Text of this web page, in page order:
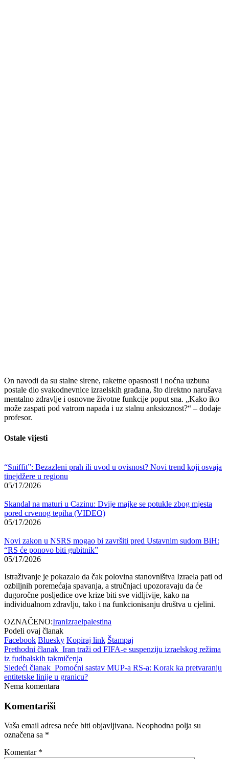
On navodi da su stalne sirene, raketne opasnosti i noćna uzbuna
postale dio svakodnevnice izraelskih građana, što direktno narušava
mentalno zdravlje i osnovne životne funkcije poput sna. „Kako iko
može zaspati pod vatrom napada i uz stalnu anksioznost?“ – dodaje
profesor.
Ostale vijesti
“Sniffit”: Bezazleni prah ili uvod u ovisnost? Novi trend koji osvaja
tinejdžere u regionu
05/17/2026
Skandal na maturi u Cazinu: Dvije majke se potukle zbog mjesta
pored crvenog tepiha (VIDEO)
05/17/2026
Novi zakon u NSRS mogao bi završiti pred Ustavnim sudom BiH:
“RS će ponovo biti gubitnik”
05/17/2026
Istraživanje je pokazalo da čak polovina stanovništva Izraela pati od
ozbiljnih poremećaja spavanja, a stručnjaci upozoravaju da će
dugoročne posljedice ove krize biti sve vidljivije, kako na
individualnom zdravlju, tako i na funkcionisanju društva u cjelini.
OZNAČENO:IranIzraelpalestina
Podeli ovaj članak
Facebook Bluesky Kopiraj link Štampaj
Prethodni članak Iran traži od FIFA-e suspenziju izraelskog režima
iz fudbalskih takmičenja
Sledeći članak Pomoćni sastav MUP-a RS-a: Korak ka pretvaranju
entitetske linije u granicu?
Nema komentara
Komentariši
Vaša email adresa neće biti objavljivana. Neophodna polja su
označena sa *
Komentar *